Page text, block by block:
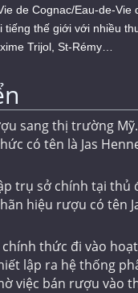
de Cognac/Eau-de-
thế giới với nhiều
Trijol, St-Rémy…
sang thị trường
có tên là Jas
trụ sở chính tại
hiệu rượu có tên
thức đi vào
lập ra hệ thống
việc bán rượu vào